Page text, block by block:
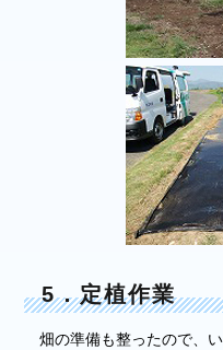
5．定植作業
畑の準備も整ったので、